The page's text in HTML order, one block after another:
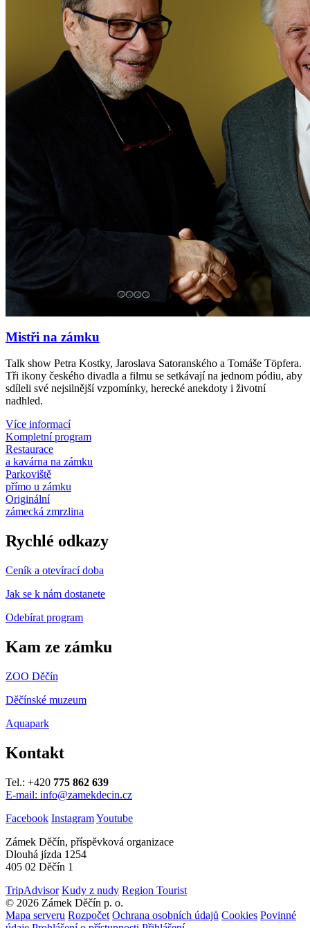
Mistři na zámku
Talk show Petra Kostky, Jaroslava Satoranského a Tomáše Töpfera.
Tři ikony českého divadla a filmu se setkávají na jednom pódiu, aby
sdíleli své nejsilnější vzpomínky, herecké anekdoty i životní
nadhled.
Více informací
Kompletní program
Restaurace
a kavárna na zámku
Parkoviště
přímo u zámku
Originální
zámecká zmrzlina
Rychlé odkazy
Ceník a otevírací doba
Jak se k nám dostanete
Odebírat program
Kam ze zámku
ZOO Děčín
Děčínské muzeum
Aquapark
Kontakt
Tel.: +420 775 862 639
E-mail: info@zamekdecin.cz
Facebook InstagramYoutube
Zámek Děčín, příspěvková organizace
Dlouhá jízda 1254
405 02 Děčín 1
TripAdvisor Kudy z nudy Region Tourist
© 2026 Zámek Děčín p. o.
Mapa serveru Rozpočet Ochrana osobních údajů Cookies Povinné